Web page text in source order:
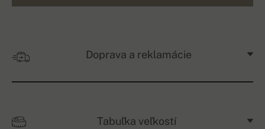
Doprava a reklamácie
Tabuľka veľkostí